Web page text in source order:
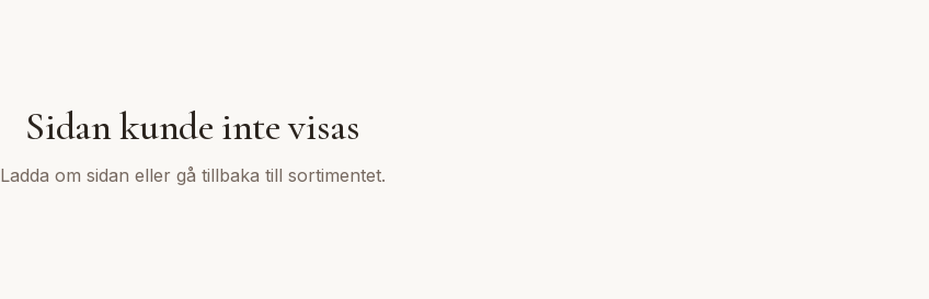
Sidan kunde inte visas
Ladda om sidan eller gå tillbaka till sortimentet.